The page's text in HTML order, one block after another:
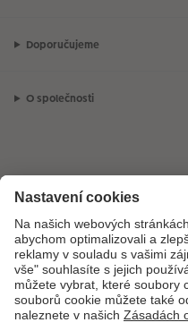
Doporučujeme
O společnosti
Máte-li jakékoli dotazy
neváhejte nás kontaktovat:+